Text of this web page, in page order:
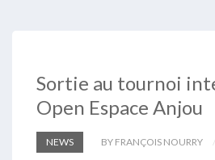
Sortie au tournoi
Open Espace Anjou
NEWS BY FRANÇOIS NOURRY